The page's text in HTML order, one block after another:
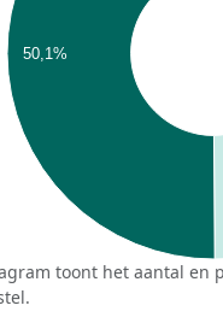
50,1%
toont het aantal en